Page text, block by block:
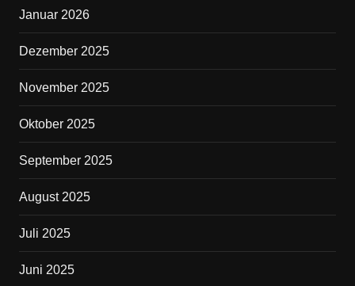
Januar 2026
Dezember 2025
November 2025
Oktober 2025
September 2025
August 2025
Juli 2025
Juni 2025